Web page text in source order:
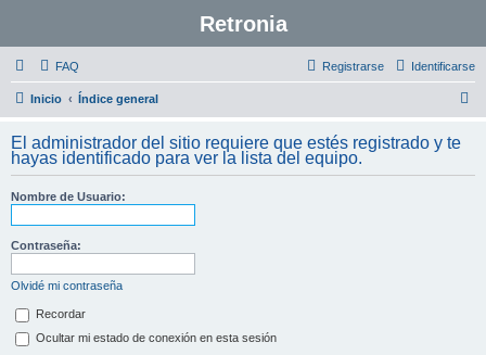
Retronia
FAQ Identificarse
Registrarse
Inicio Índice general
c
El administrador del sitio requiere que estés registrado y te
hayas identificado para ver la lista del equipo.
Nombre de Usuario:
Contraseña:
Olvidé mi contraseña
Recordar
Ocultar mi estado de conexión en esta sesión